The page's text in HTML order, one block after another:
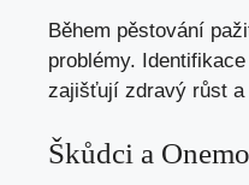
Během pěstování
problémy.
zajišťují zdravý růst a
Škůdci a